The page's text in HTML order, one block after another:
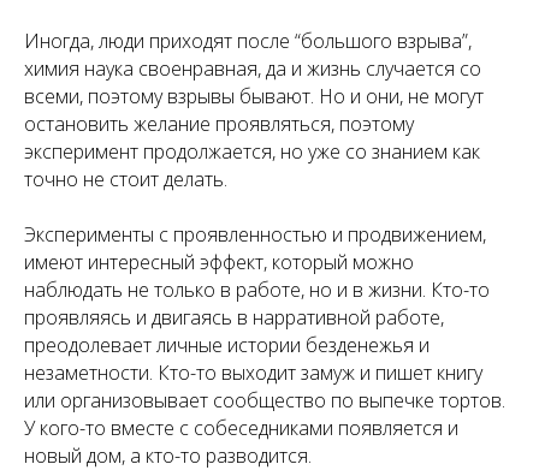
Иногда, люди приходят после “большого взрыва”,
химия наука своенравная, да и жизнь случается со
всеми, поэтому взрывы бывают. Но и они, не могут
остановить желание проявляться, поэтому
эксперимент продолжается, но уже со знанием как
точно не стоит делать.
Эксперименты с проявленностью и продвижением,
имеют интересный эффект, который можно
наблюдать не только в работе, но и в жизни. Кто-то
проявляясь и двигаясь в нарративной работе,
преодолевает личные истории безденежья и
незаметности. Кто-то выходит замуж и пишет книгу
или организовывает сообщество по выпечке тортов.
У кого-то вместе с собеседниками появляется и
новый дом, а кто-то разводится.